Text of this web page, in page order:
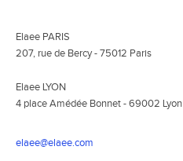
Elaee PARIS
207, rue de Bercy - 75012 Paris
Elaee LYON
4 place Amédée Bonnet - 69002 Lyon
elaee@elaee.com